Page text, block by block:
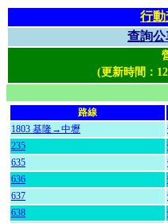
行
查詢
(更新時間：
路線
1803 基隆→中壢
235
635
636
637
638